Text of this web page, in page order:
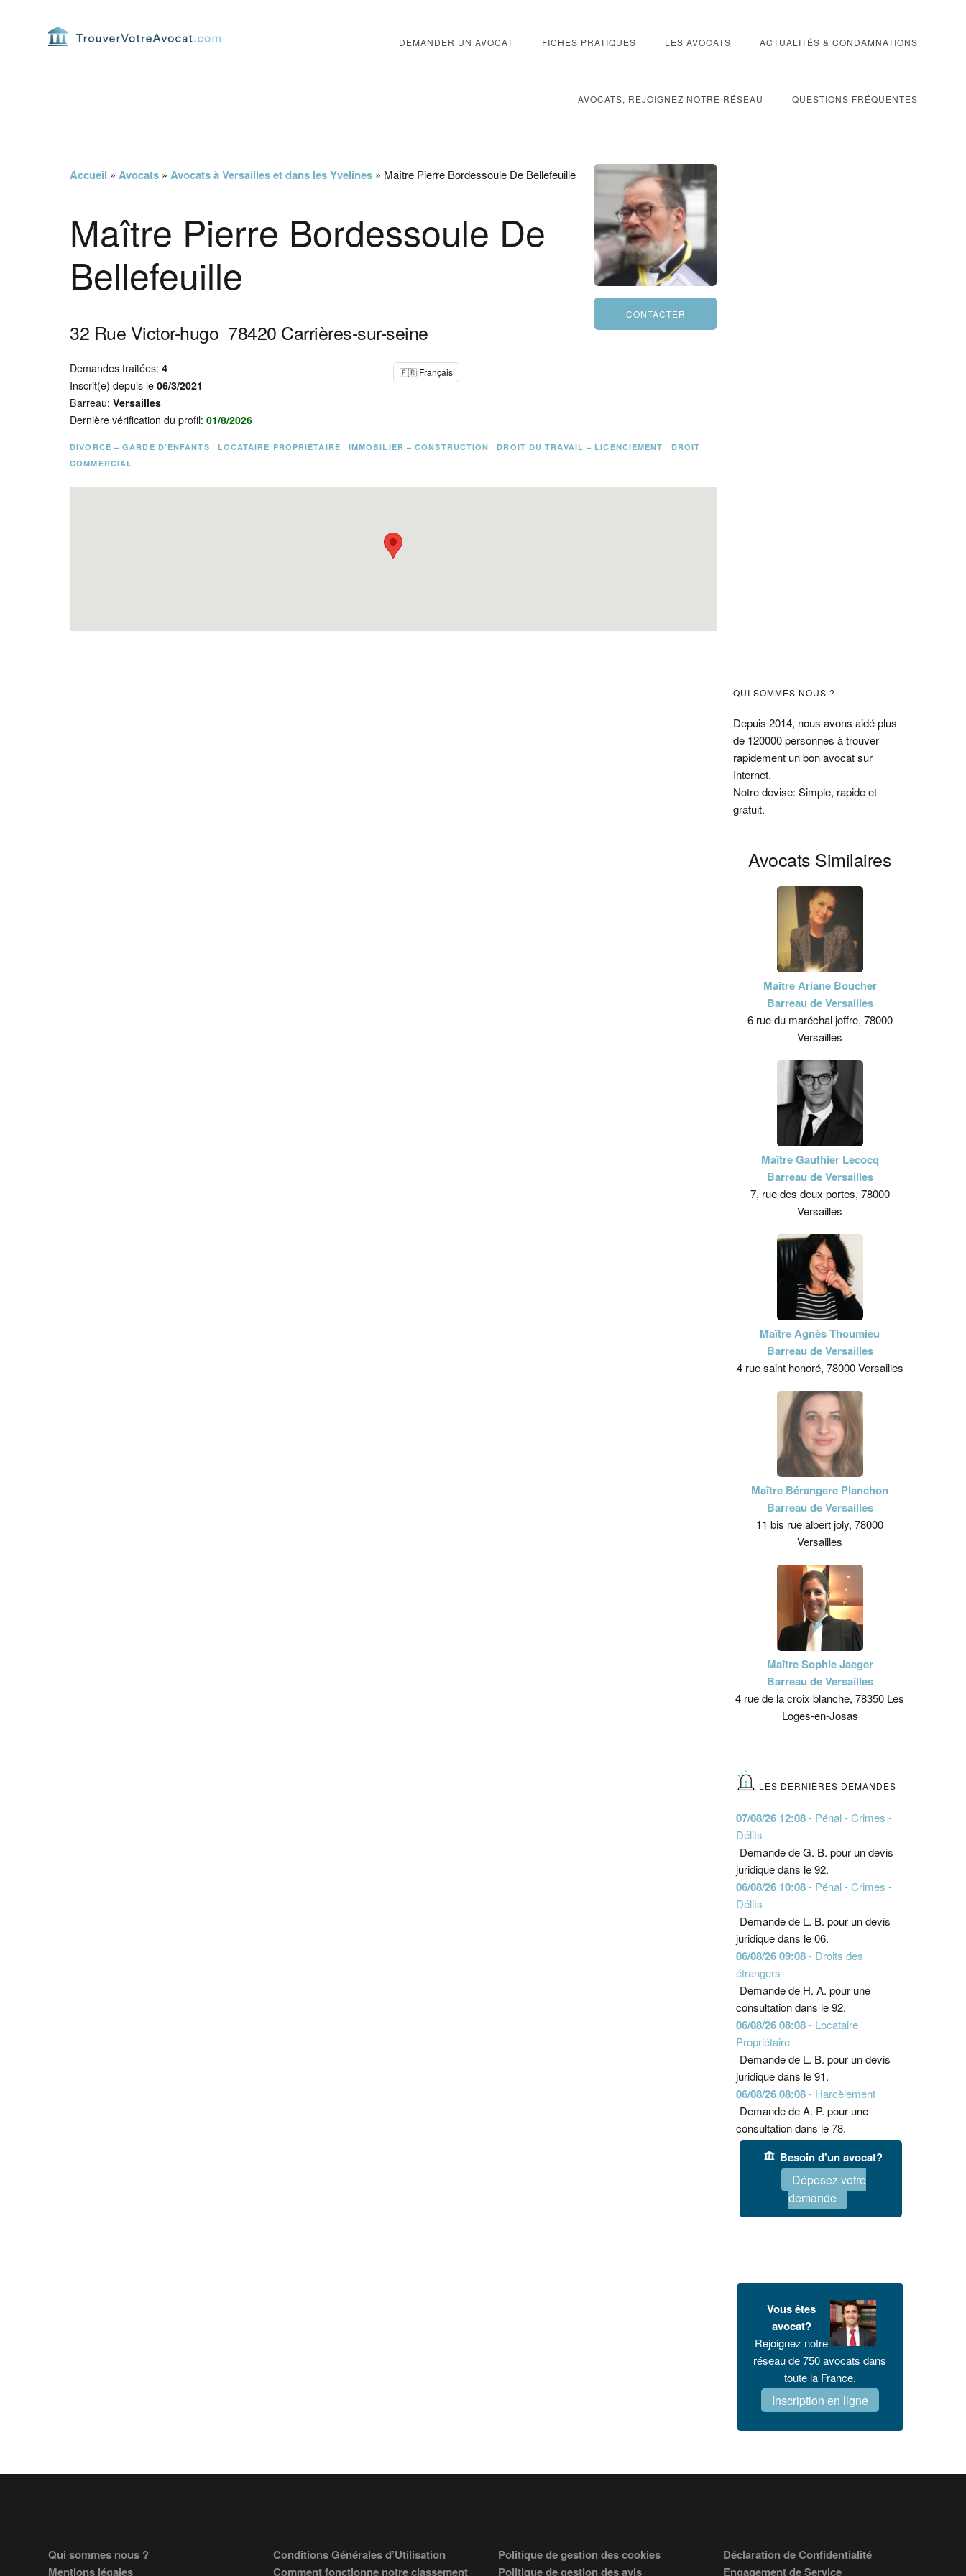
DEMANDER UN AVOCAT FICHES PRATIQUES LES AVOCATS ACTUALITÉS & CONDAMNATIONS
AVOCATS, REJOIGNEZ NOTRE RÉSEAU QUESTIONS FRÉQUENTES
Accueil » Avocats » Avocats à Versailles et dans les Yvelines » Maître Pierre Bordessoule De Bellefeuille
Maître Pierre Bordessoule De
Bellefeuille
32 Rue Victor-hugo 78420 Carrières-sur-seine
Demandes traitées:4
Inscrit(e) depuis le06/3/2021
Barreau:Versailles
Dernière vérification du profil:01/8/2026
🇫🇷 Français
DIVORCE – GARDE D’ENFANTS LOCATAIRE PROPRIÉTAIRE IMMOBILIER – CONSTRUCTION DROIT DU TRAVAIL – LICENCIEMENT
DROIT
COMMERCIAL
Barre
latérale
principale
QUI SOMMES NOUS ?
Depuis 2014, nous avons aidé plus
de 120000 personnes à trouver
rapidement un bon avocat sur
Internet.
Notre devise: Simple, rapide et
gratuit.
Avocats Similaires
Maître Ariane Boucher
Barreau de Versailles
6 rue du maréchal joffre, 78000
Versailles
Maître Gauthier Lecocq
Barreau de Versailles
7, rue des deux portes, 78000
Versailles
Maître Agnès Thoumieu
Barreau de Versailles
4 rue saint honoré, 78000 Versailles
Maître Bérangere Planchon
Barreau de Versailles
11 bis rue albert joly, 78000
Versailles
Maître Sophie Jaeger
Barreau de Versailles
4 rue de la croix blanche, 78350 Les
Loges-en-Josas
LES DERNIÈRES DEMANDES
07/08/26 12:08- Pénal - Crimes -
Délits
Demande de G. B. pour un devis
juridique dans le 92.
06/08/26 10:08- Pénal - Crimes -
Délits
Demande de L. B. pour un devis
juridique dans le 06.
06/08/26 09:08- Droits des
étrangers
Demande de H. A. pour une
consultation dans le 92.
06/08/26 08:08- Locataire
Propriétaire
Demande de L. B. pour un devis
juridique dans le 91.
06/08/26 08:08- Harcèlement
Demande de A. P. pour une
consultation dans le 78.
Besoin d'un avocat?
Déposez votre
demande
Vous êtes
avocat?
Rejoignez notre
réseau de 750 avocats dans
toute la France.
Inscription en ligne
FooterQui sommes nous ?
Mentions légales
Conditions Générales d’Utilisation
Comment fonctionne notre classement
Politique de gestion des cookies
Politique de gestion des avis
Déclaration de Confidentialité
Engagement de Service